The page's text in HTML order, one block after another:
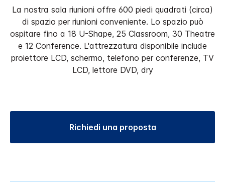
La nostra sala riunioni offre 600 piedi quadrati (circa)
di spazio per riunioni conveniente. Lo spazio può
ospitare fino a 18 U-Shape, 25 Classroom, 30 Theatre
e 12 Conference. L'attrezzatura disponibile include
proiettore LCD, schermo, telefono per conferenze, TV
LCD, lettore DVD, dry
Richiedi una proposta